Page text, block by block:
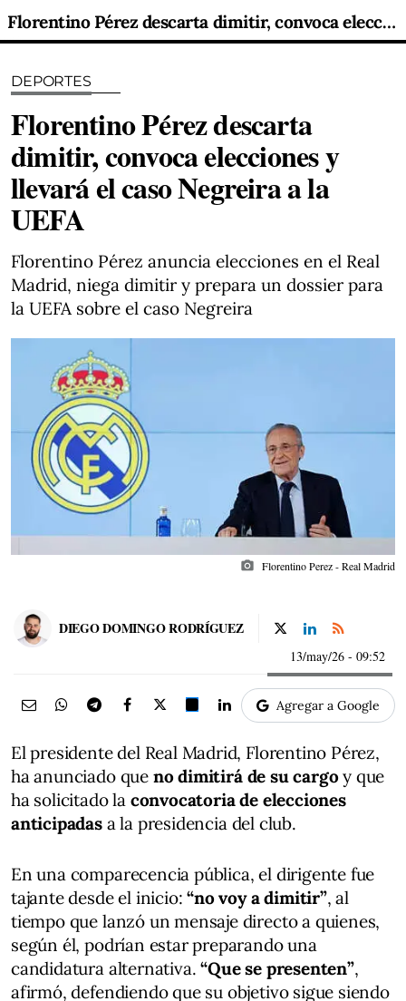
Florentino Pérez descarta dimitir, convoca elecciones y llevará el caso Negreira a la UEFA
DEPORTES
Florentino Pérez descarta
dimitir, convoca elecciones y
llevará el caso Negreira a la
UEFA
Florentino Pérez anuncia elecciones en el Real
Madrid, niega dimitir y prepara un dossier para
la UEFA sobre el caso Negreira
photo_camera Florentino Perez - Real Madrid
DIEGO DOMINGO RODRÍGUEZ
13/may/26 - 09:52
Agregar a Google
El presidente del Real Madrid, Florentino Pérez,
ha anunciado que no dimitirá de su cargoy que
ha solicitado la convocatoria de elecciones
anticipadasa la presidencia del club.
En una comparecencia pública, el dirigente fue
tajante desde el inicio:“no voy a dimitir”, al
tiempo que lanzó un mensaje directo a quienes,
según él, podrían estar preparando una
candidatura alternativa.“Que se presenten”,
afirmó, defendiendo que su objetivo sigue siendo